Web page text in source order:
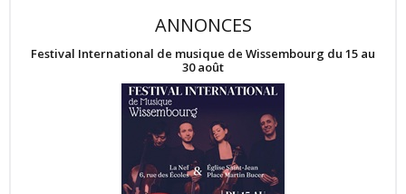
ANNONCES
Festival International de musique de Wissembourg du 15 au
30 août